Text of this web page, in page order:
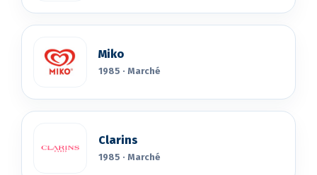
Miko
1985 · Marché
Clarins
1985 · Marché